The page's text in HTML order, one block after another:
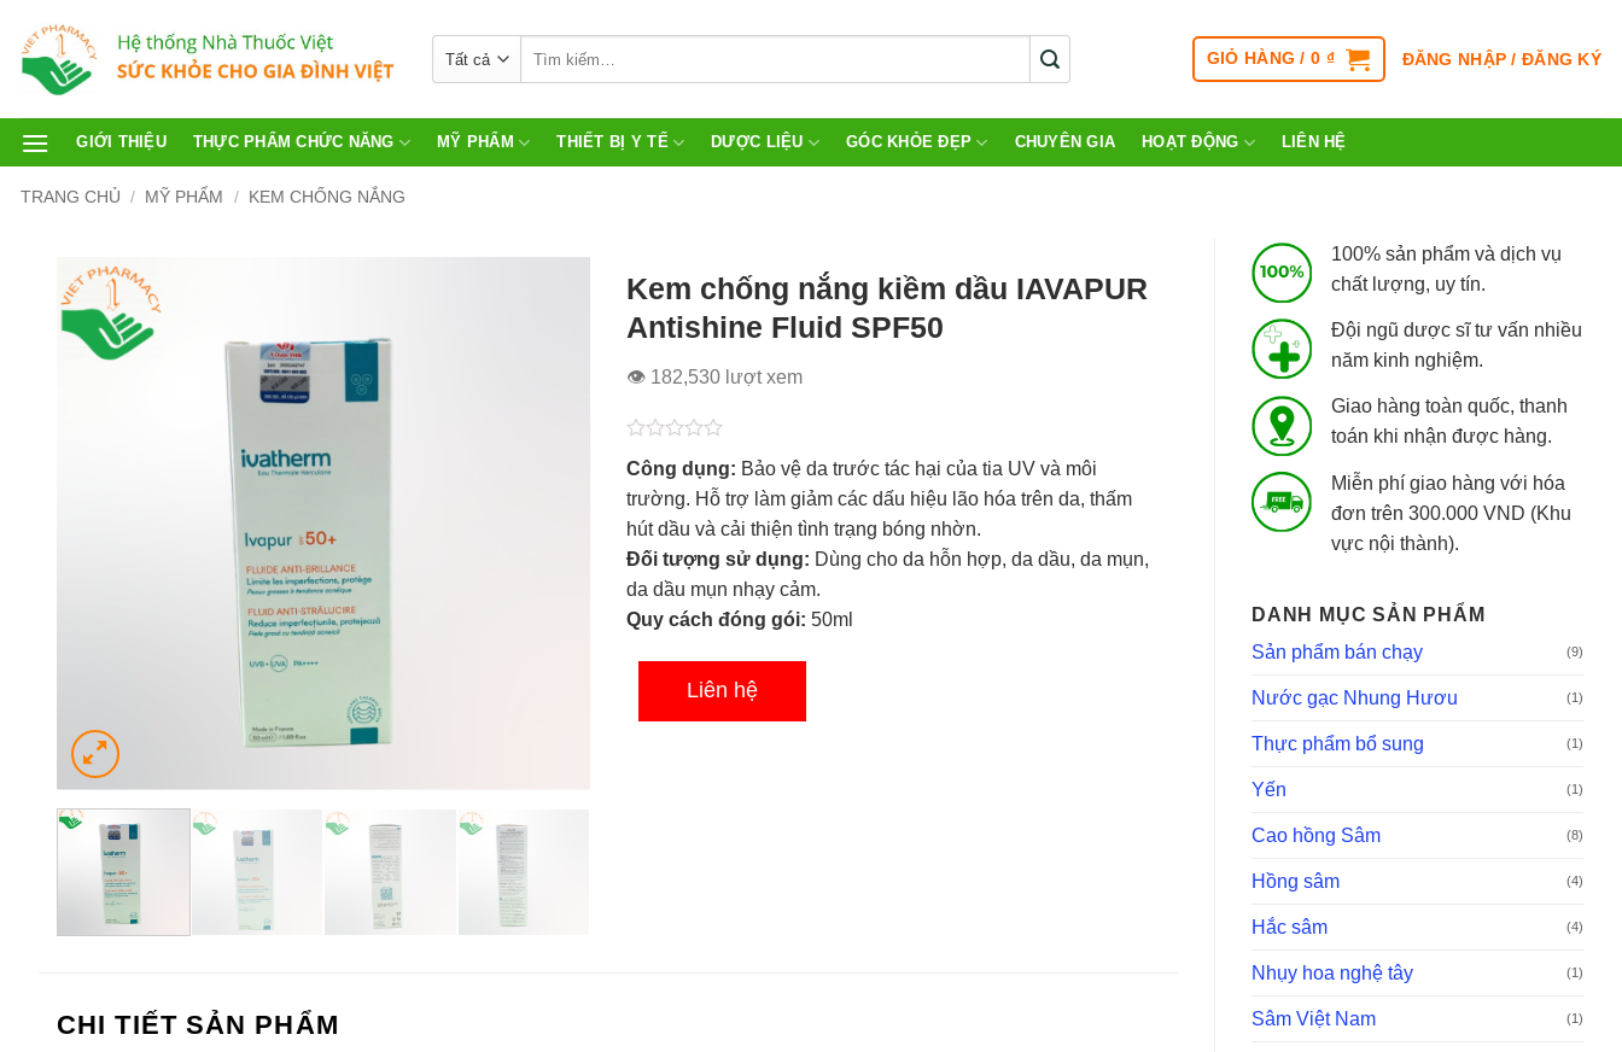
GIỎ HÀNG /0 ₫ ĐĂNG NHẬP / ĐĂNG KÝ
GIỚI THIỆU THỰC PHẨM CHỨC NĂNG MỸ PHẨM THIẾT BỊ Y TẾ DƯỢC LIỆU GÓC KHỎE ĐẸP CHUYÊN GIA HOẠT ĐỘNG LIÊN HỆ
TRANG CHỦ / MỸ PHẨM / KEM CHỐNG NẮNG
100% sản phẩm và dịch vụ
chất lượng, uy tín.
Đội ngũ dược sĩ tư vấn nhiều
năm kinh nghiệm.
Giao hàng toàn quốc, thanh
toán khi nhận được hàng.
Miễn phí giao hàng với hóa
đơn trên 300.000 VND (Khu
vực nội thành).
DANH MỤC SẢN PHẨM
Sản phẩm bán chạy
(9)
Nước gạc Nhung Hươu (1)
Thực phẩm bổ sung (1)
Yến (1)
Cao hồng Sâm (8)
Hồng sâm (4)
Hắc sâm (4)
Nhụy hoa nghệ tây (1)
Sâm Việt Nam (1)
Kem chống nắng kiềm dầu IAVAPUR
Antishine Fluid SPF50
👁 182,530 lượt xem
Được
xếp
hạng
0.0
5
sao
Công dụng: Bảo vệ da trước tác hại của tia UV và môi
trường. Hỗ trợ làm giảm các dấu hiệu lão hóa trên da, thấm
hút dầu và cải thiện tình trạng bóng nhờn.
Đối tượng sử dụng: Dùng cho da hỗn hợp, da dầu, da mụn,
da dầu mụn nhạy cảm.
Quy cách đóng gói: 50ml
Liên hệ
CHI TIẾT SẢN PHẨM